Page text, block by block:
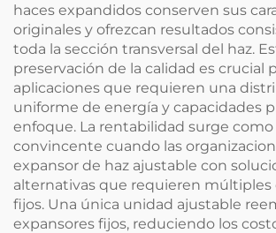
haces expandidos conserven sus
originales y ofrezcan resultados
toda la sección transversal del haz.
preservación de la calidad es crucial
aplicaciones que requieren una
uniforme de energía y capacidades
enfoque. La rentabilidad surge
convincente cuando las
expansor de haz ajustable con
alternativas que requieren
fijos. Una única unidad ajustable
expansores fijos, reduciendo los